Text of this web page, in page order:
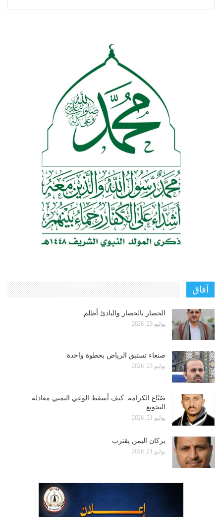
آفاق
الحصار بالحصار والبادئ أظلم
يوليو 23, 2026
صنعاء تستبق الرياض بخطوة واحدة
يوليو 23, 2026
صُنّاع الكرامة: كيف أسقط الوعي اليمني معادلة
التجويع…
يوليو 21, 2026
بركان اليمن يقترب
يوليو 21, 2026